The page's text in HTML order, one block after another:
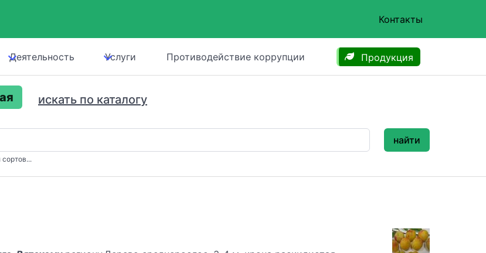
Контакты
Деятельность Услуги Противодействие коррупции Продукция
искать по каталогу
найти